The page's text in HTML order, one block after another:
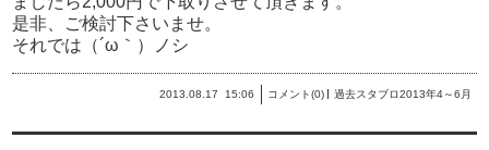
是非、ご検討下さいませ。
それでは（´ω｀）ノシ
2013.08.17 15:06 コメント(0) 過去スタブロ2013年4～6月